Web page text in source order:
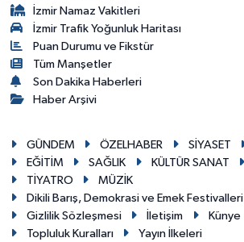
İzmir Namaz Vakitleri
İzmir Trafik Yoğunluk Haritası
Puan Durumu ve Fikstür
Tüm Manşetler
Son Dakika Haberleri
Haber Arşivi
GÜNDEM ÖZELHABER SİYASET
EĞİTİM
SAĞLIK KÜLTÜR SANAT
TİYATRO
MÜZİK
Dikili Barış, Demokrasi ve Emek Festivalleri
Gizlilik Sözleşmesi
İletişim
Künye
Topluluk Kuralları
Yayın İlkeleri